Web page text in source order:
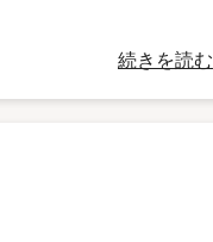
続きを読む